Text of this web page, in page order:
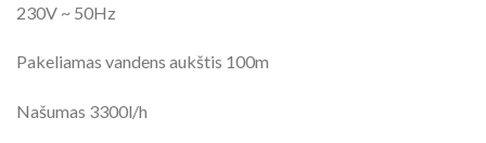
230V ~ 50Hz
Pakeliamas vandens aukštis 100m
Našumas 3300l/h